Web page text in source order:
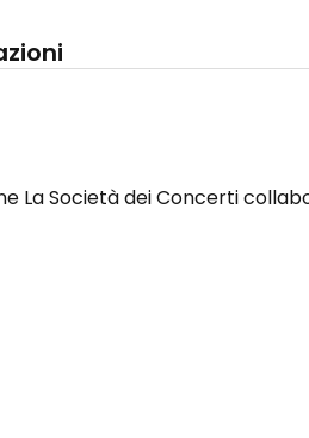
La Società dei Concerti